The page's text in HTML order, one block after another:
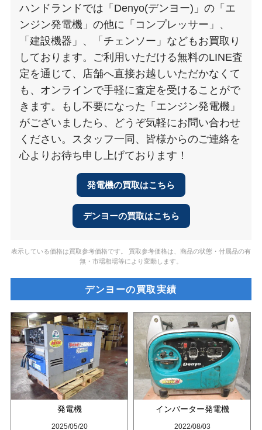
ハンドランドでは「Denyo(デンヨー)」の「エ
ンジン発電機」の他に「コンプレッサー」、
「建設機器」、「チェンソー」などもお買取り
しております。ご利用いただける無料のLINE査
定を通じて、店舗へ直接お越しいただかなくて
も、オンラインで手軽に査定を受けることがで
きます。もし不要になった「エンジン発電機」
がございましたら、どうぞ気軽にお問い合わせ
ください。スタッフ一同、皆様からのご連絡を
心よりお待ち申し上げております！
発電機の買取はこちら
デンヨーの買取はこちら
表示している価格は買取参考価格です。 買取参考価格は、商品の状態・付属品の有
無・市場相場等により変動します。
デンヨーの買取実績
発電機
2025/05/20
インバーター発電機
2022/08/03